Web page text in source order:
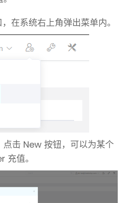
在系统右上角弹出菜单内。
击 New 按钮，可以为某个
充值。